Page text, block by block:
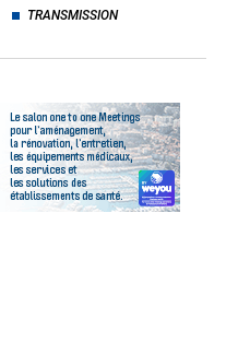
TRANSMISSION